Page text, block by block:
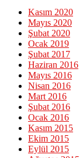
Kasım 2020
Mayıs 2020
Şubat 2020
Ocak 2019
Şubat 2017
Haziran 2016
Mayıs 2016
Nisan 2016
Mart 2016
Şubat 2016
Ocak 2016
Kasım 2015
Ekim 2015
Eylül 2015